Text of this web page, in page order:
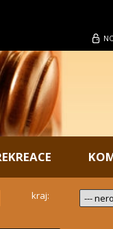
kraj: